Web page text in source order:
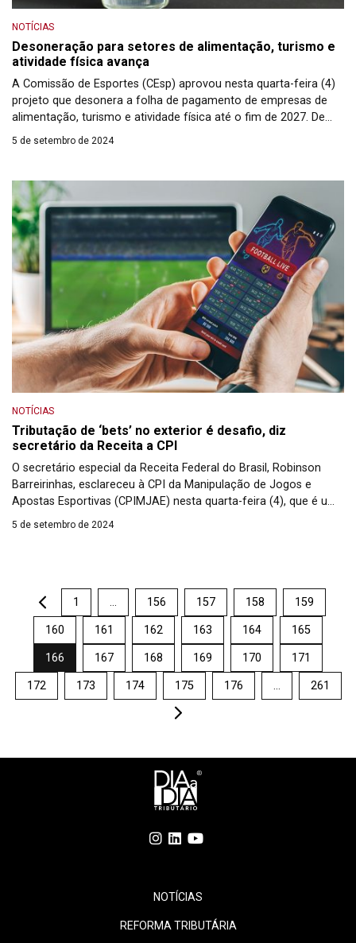
NOTÍCIAS
Desoneração para setores de alimentação, turismo e
atividade física avança
A Comissão de Esportes (CEsp) aprovou nesta quarta-feira (4)
projeto que desonera a folha de pagamento de empresas de
alimentação, turismo e atividade física até o fim de 2027. De
autoria do senador Veneziano Vital do Rêgo (MDB-PB), o PL
5 de setembro de 2024
NOTÍCIAS
Tributação de ‘bets’ no exterior é desafio, diz
secretário da Receita a CPI
O secretário especial da Receita Federal do Brasil, Robinson
Barreirinhas, esclareceu à CPI da Manipulação de Jogos e
Apostas Esportivas (CPIMJAE) nesta quarta-feira (4), que é um
desafio a cobrança de tributos sobre empresas de apostas
5 de setembro de 2024
. 1 … 156 157 158 159
160 161 162 163 164 165
166 167 168 169 170 171
172 173 174 175 176 …
261
.
NOTÍCIAS
REFORMA TRIBUTÁRIA